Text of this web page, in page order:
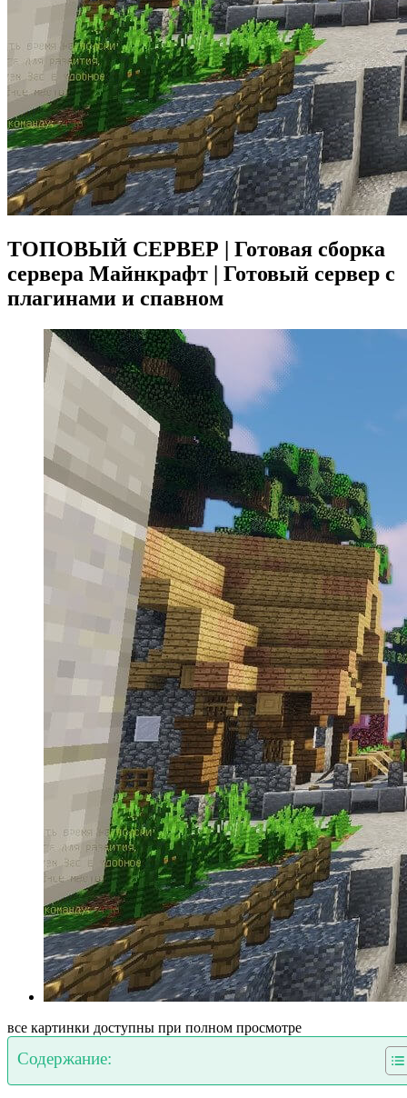
ТОПОВЫЙ СЕРВЕР | Готовая сборка
сервера Майнкрафт | Готовый сервер с
плагинами и спавном
все картинки доступны при полном просмотре
Содержание: